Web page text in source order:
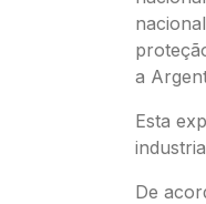
a
Esta
De